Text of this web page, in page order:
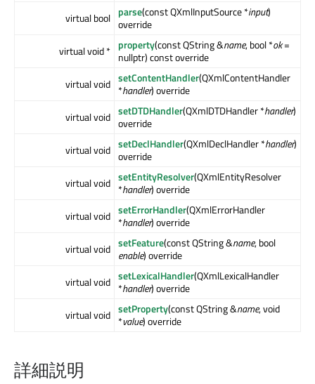
virtual bool parse(const QXmlInputSource *input)
override
virtual void * property(const QString &name, bool *ok=
nullptr) const override
virtual void setContentHandler(QXmlContentHandler
*handler) override
virtual void setDTDHandler(QXmlDTDHandler *handler)
override
virtual void setDeclHandler(QXmlDeclHandler *handler)
override
virtual void setEntityResolver(QXmlEntityResolver
*handler) override
virtual void setErrorHandler(QXmlErrorHandler
*handler) override
virtual void setFeature(const QString &name, bool
enable) override
virtual void setLexicalHandler(QXmlLexicalHandler
*handler) override
virtual void setProperty(const QString &name, void
*value) override
詳細説明